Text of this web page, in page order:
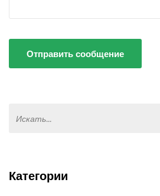
Отправить сообщение
Категории